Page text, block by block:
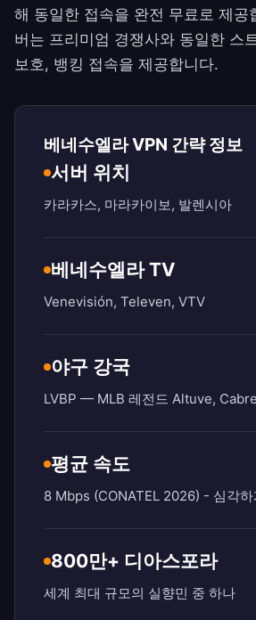
해 동일한 접속을 완전 무료로 제공
버는 프리미엄 경쟁사와 동일한 스
보호, 뱅킹 접속을 제공합니다.
베네수엘라 VPN 간략 정보
서버 위치
카라카스, 마라카이보, 발렌시아
베네수엘라 TV
Venevisión, Televen, VTV
야구 강국
LVBP — MLB 레전드 Altuve,
평균 속도
8 Mbps (CONATEL 2026) - 심각
800만+ 디아스포라
세계 최대 규모의 실향민 중 하나